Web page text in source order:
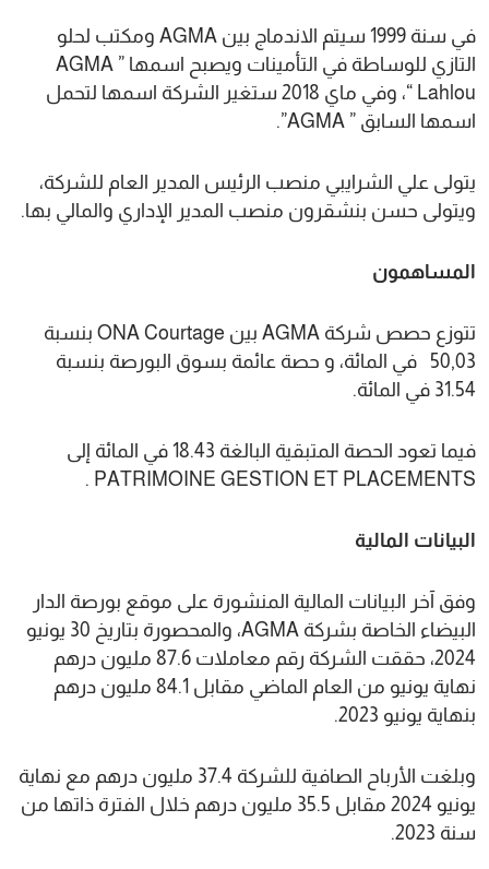
في سنة 1999 سيتم الاندماج بين AGMA ومكتب لحلو
التازي للوساطة في التأمينات ويصبح اسمها ” AGMA
Lahlou “، وفي ماي 2018 ستغير الشركة اسمها لتحمل
اسمها السابق ” AGMA”.
يتولى علي الشرايبي منصب الرئيس المدير العام للشركة،
ويتولى حسن بنشقرون منصب المدير الإداري والمالي بها.
المساهمون
تتوزع حصص شركة AGMA بين ONA Courtage بنسبة
50,03 في المائة، و حصة عائمة بسوق البورصة بنسبة
31.54 في المائة.
فيما تعود الحصة المتبقية البالغة 18.43 في المائة إلى
PATRIMOINE GESTION ET PLACEMENTS .
البيانات المالية
وفق آخر البيانات المالية المنشورة على موقع بورصة الدار
البيضاء الخاصة بشركة AGMA، والمحصورة بتاريخ 30 يونيو
2024، حققت الشركة رقم معاملات 87.6 مليون درهم
نهاية يونيو من العام الماضي مقابل 84.1 مليون درهم
بنهاية يونيو 2023.
وبلغت الأرباح الصافية للشركة 37.4 مليون درهم مع نهاية
يونيو 2024 مقابل 35.5 مليون درهم خلال الفترة ذاتها من
سنة 2023.